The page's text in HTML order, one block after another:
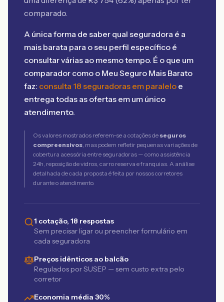
comparado.
A única forma de saber qual seguradora é a
mais barata para o seu perfil específico é
consultar várias ao mesmo tempo. É o que um
comparador como o Meu Seguro Mais Barato
faz: consulta 18 seguradoras em paralelo e
entrega todas as ofertas em um único
atendimento.
Os valores mostrados referem-se a cotações de seguros
compreensivos, mas podem refletir pequenas variações de
cobertura acessória entre seguradoras — como assistência
24h, reposição de vidros, carro reserva e franquias. A análise
detalhada de cada proposta é feita por nossos corretores
durante o atendimento.
1 cotação, 18 respostas
Sem precisar ligar ou preencher formulário em
cada seguradora
Preços idênticos ao balcão
Regulados por SUSEP — sem custo extra pelo
corretor
Economia média 30%